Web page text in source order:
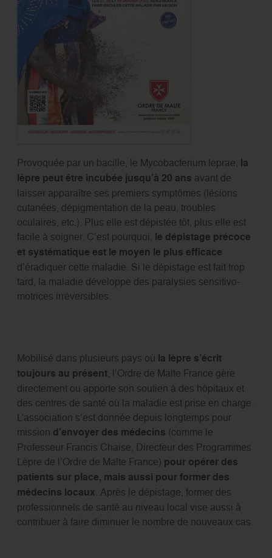
Provoquée par un bacille, le Mycobacterium leprae, la
lèpre peut être incubée jusqu’à 20 ans avant de
laisser apparaître ses premiers symptômes (lésions
cutanées, dépigmentation de la peau, troubles
oculaires, etc.). Plus elle est dépistée tôt, plus elle est
facile à soigner. C’est pourquoi, le dépistage précoce
et systématique est le moyen le plus efficace
d’éradiquer cette maladie. Si le dépistage est fait trop
tard, la maladie développe des paralysies sensitivo-
motrices irréversibles.
Mobilisé dans plusieurs pays où la lèpre s’écrit
toujours au présent, l’Ordre de Malte France gère
directement ou apporte son soutien à des hôpitaux et
des centres de santé où la maladie est prise en charge.
L’association s’est donnée depuis longtemps pour
mission d’envoyer des médecins (comme le
Professeur Francis Chaise, Directeur des Programmes
Lèpre de l’Ordre de Malte France) pour opérer des
patients sur place, mais aussi pour former des
médecins locaux. Après le dépistage, former des
professionnels de santé au niveau local vise aussi à
contribuer à faire diminuer le nombre de nouveaux cas.